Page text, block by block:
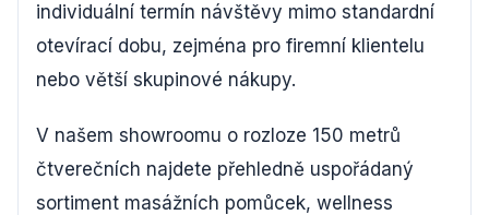
individuální termín návštěvy mimo standardní
otevírací dobu, zejména pro firemní klientelu
nebo větší skupinové nákupy.
V našem showroomu o rozloze 150 metrů
čtverečních najdete přehledně uspořádaný
sortiment masážních pomůcek, wellness